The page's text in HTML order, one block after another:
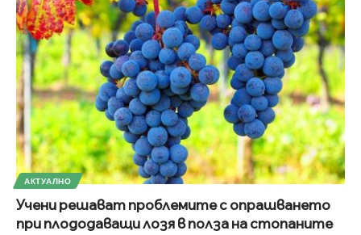
АКТУАЛНО
Учени решават проблемите с опрашването
при плододаващи лозя в полза на стопаните